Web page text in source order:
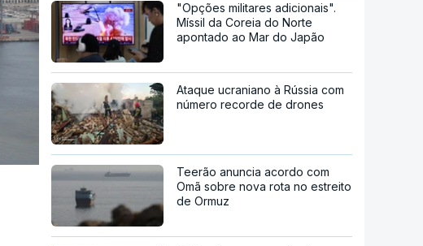
"Opções militares adicionais".
Míssil da Coreia do Norte
apontado ao Mar do Japão
Ataque ucraniano à Rússia com
número recorde de drones
Teerão anuncia acordo com
Omã sobre nova rota no estreito
de Ormuz